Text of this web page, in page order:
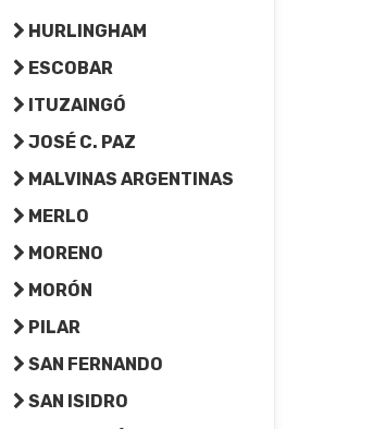
HURLINGHAM
ESCOBAR
ITUZAINGÓ
JOSÉ C. PAZ
MALVINAS ARGENTINAS
MERLO
MORENO
MORÓN
PILAR
SAN FERNANDO
SAN ISIDRO